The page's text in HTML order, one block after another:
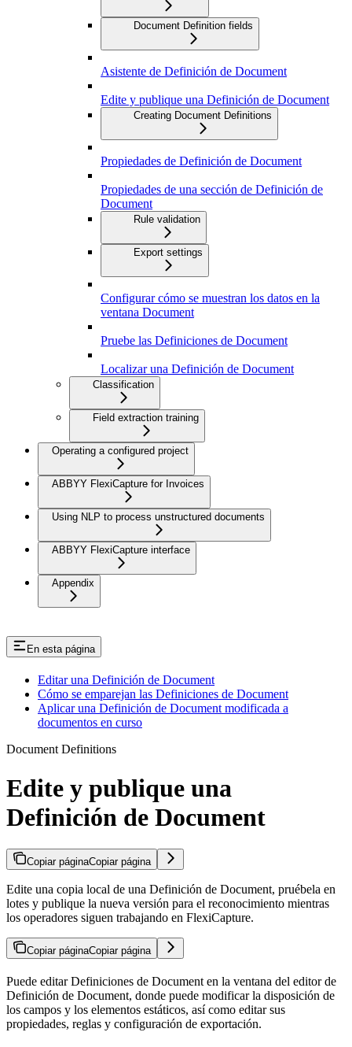
Document Definition fields
Asistente de Definición de Document
Edite y publique una Definición de Document
Creating Document Definitions
Propiedades de Definición de Document
Propiedades de una sección de Definición de
Document
Rule validation
Export settings
Configurar cómo se muestran los datos en la
ventana Document
Pruebe las Definiciones de Document
Localizar una Definición de Document
Classification
Field extraction training
Operating a configured project
ABBYY FlexiCapture for Invoices
Using NLP to process unstructured documents
ABBYY FlexiCapture interface
Appendix
En esta página
Editar una Definición de Document
Cómo se emparejan las Definiciones de Document
Aplicar una Definición de Document modificada a
documentos en curso
Document Definitions
Edite y publique una
Definición de Document
Copiar páginaCopiar página
Edite una copia local de una Definición de Document, pruébela en
lotes y publique la nueva versión para el reconocimiento mientras
los operadores siguen trabajando en FlexiCapture.
Copiar páginaCopiar página
Puede editar Definiciones de Document en la ventana del editor de
Definición de Document, donde puede modificar la disposición de
los campos y los elementos estáticos, así como editar sus
propiedades, reglas y configuración de exportación.